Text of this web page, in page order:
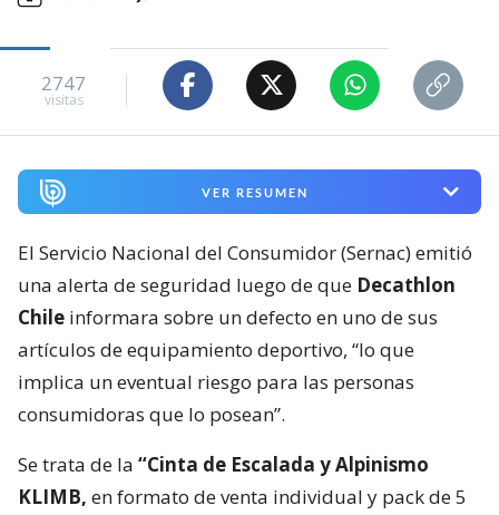
2747
visitas
VER RESUMEN
El Servicio Nacional del Consumidor (Sernac) emitió
una alerta de seguridad luego de que Decathlon
Chile informara sobre un defecto en uno de sus
artículos de equipamiento deportivo, “lo que
implica un eventual riesgo para las personas
consumidoras que lo posean”.
Se trata de la “Cinta de Escalada y Alpinismo
KLIMB, en formato de venta individual y pack de 5